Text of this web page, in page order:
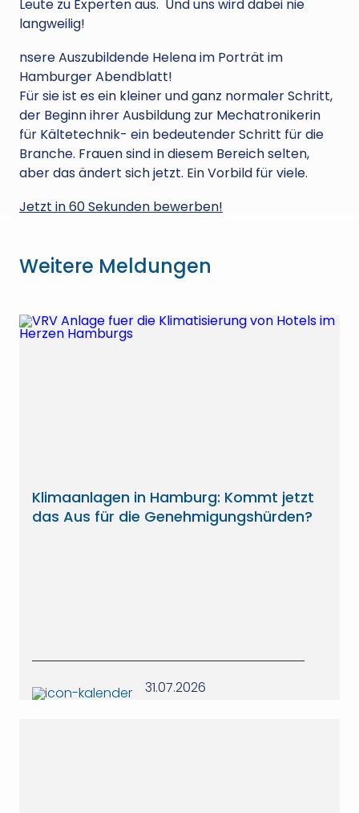
Leute zu Experten aus. Und uns wird dabei nie
langweilig!
nsere Auszubildende Helena im Porträt im
Hamburger Abendblatt!
Für sie ist es ein kleiner und ganz normaler Schritt,
der Beginn ihrer Ausbildung zur Mechatronikerin
für Kältetechnik- ein bedeutender Schritt für die
Branche. Frauen sind in diesem Bereich selten,
aber das ändert sich jetzt. Ein Vorbild für viele.
Jetzt in 60 Sekunden bewerben!
Weitere Meldungen
Klimaanlagen in Hamburg: Kommt jetzt
das Aus für die Genehmigungshürden?
31.07.2026